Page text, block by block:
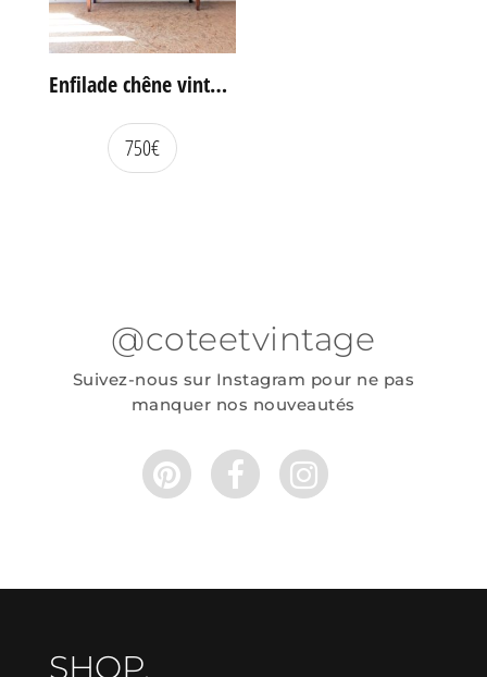
Enfilade chêne vintage portes coulissantes
750€
@coteetvintage
Suivez-nous sur Instagram pour ne pas
manquer nos nouveautés
SHOP.